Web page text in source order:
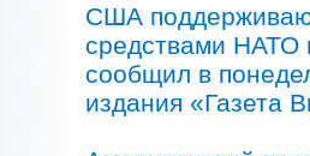
США
средствами НАТО
сообщил в
издания «Газета